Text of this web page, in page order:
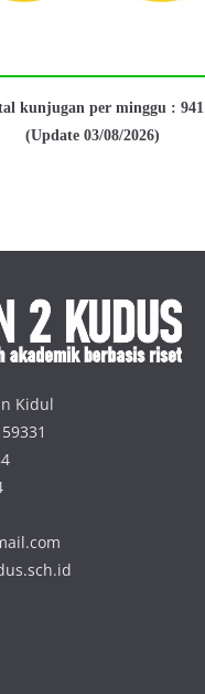
kunjugan per minggu : 941
(Update 03/08/2026)
Kidul